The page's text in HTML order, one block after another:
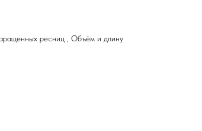
ресниц , Объём и длину